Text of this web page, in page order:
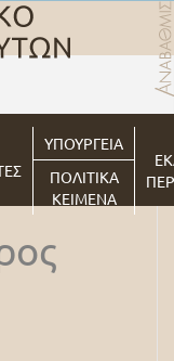
ΥΠΟΥΡΓΕΙΑ
ΠΟΛΙΤΙΚΑ
ΚΕΙΜΕΝΑ